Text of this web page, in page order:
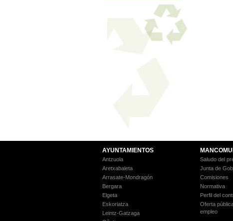
AYUNTAMIENTOS
Antzuola
Aretxabaleta
Arrasate-Mondragón
Bergara
Elgeta
Eskoriatza
Leintz-Gatzaga
Saludo del
Junta de
Comisiones
Normativa
Perfil del
Oferta
empleo